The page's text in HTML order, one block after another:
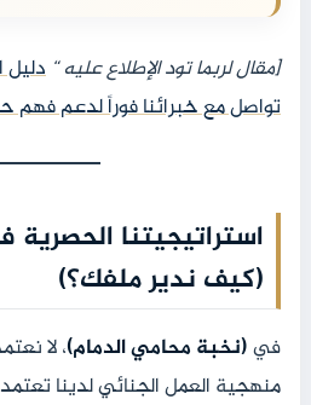
[مقال لربما تود الإطلاع عليه “ دليل
تواصل مع خبرائنا فوراً لدعم فهم
استراتيجيتنا الحصرية
(كيف ندير ملفك؟)
في(نخبة محامي الدمام)، لا
منهجية العمل الجنائي لدينا